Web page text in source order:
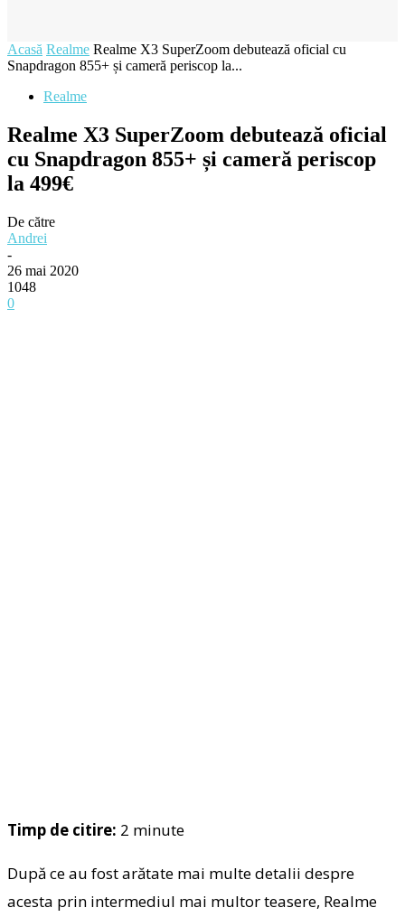
Acasă Realme Realme X3 SuperZoom debutează oficial cu
Snapdragon 855+ și cameră periscop la...
Realme
Realme X3 SuperZoom debutează oficial
cu Snapdragon 855+ și cameră periscop
la 499€
De către
Andrei
-
26 mai 2020
1048
0
Timp de citire: 2 minute
După ce au fost arătate mai multe detalii despre
acesta prin intermediul mai multor teasere, Realme